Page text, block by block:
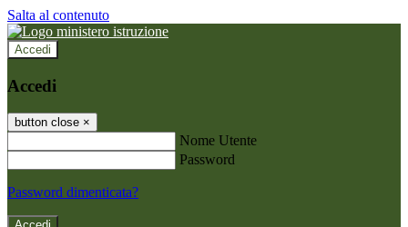
Salta al contenuto
Accedi
Accedi
button close ×
Nome Utente
Password
Password dimenticata?